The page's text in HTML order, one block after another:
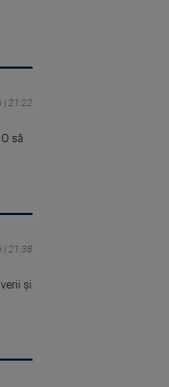
| 21:22
să
| 21:38
și